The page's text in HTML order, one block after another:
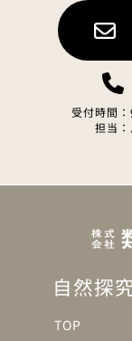
受付時間：
担当
自然探
TOP